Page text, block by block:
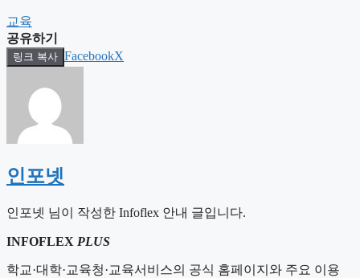
태
그
교육
공유하기
링크 복사 FacebookX
인포넷
인포넷 님이 작성한 Infoflex 안내 글입니다.
INFOFLEX PLUS
학교·대학·교육청·교육서비스의 공식 홈페이지와 주요 이용